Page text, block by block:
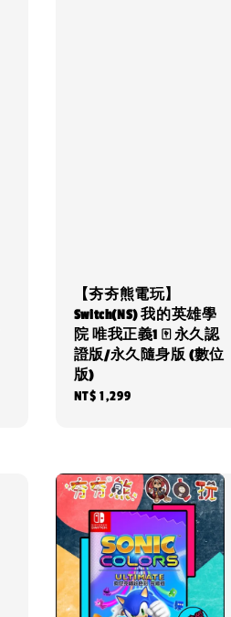
【夯夯熊電玩】
Switch(NS) 我的英雄學
院 唯我正義1 🀄 永久認
證版/永久隨身版 (數位
版)
Regular
NT$ 1,299